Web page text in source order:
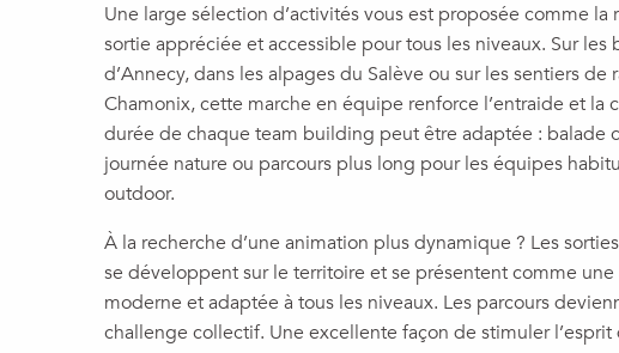
Une large sélection d’activités vous est proposée comme la
sortie appréciée et accessible pour tous les niveaux. Sur les
d’Annecy, dans les alpages du Salève ou sur les sentiers de
Chamonix, cette marche en équipe renforce l’entraide et la
durée de chaque team building peut être adaptée : balade
journée nature ou parcours plus long pour les équipes
outdoor.
À la recherche d’une animation plus dynamique ? Les
se développent sur le territoire et se présentent comme une
moderne et adaptée à tous les niveaux. Les parcours
challenge collectif. Une excellente façon de stimuler l’esprit